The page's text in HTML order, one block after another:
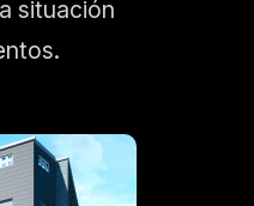
situación